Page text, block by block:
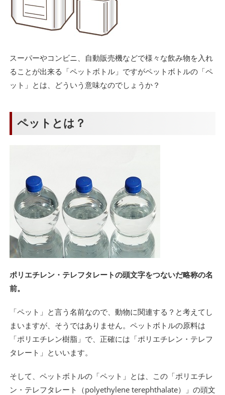
スーパーやコンビニ、自動販売機などで様々な飲み物を入れ
ることが出来る「ペットボトル」ですがペットボトルの「ペ
ット」とは、どういう意味なのでしょうか？
ペットとは？
ポリエチレン・テレフタレートの頭文字をつないだ略称の名
前。
「ペット」と言う名前なので、動物に関連する？と考えてし
まいますが、そうではありません。ペットボトルの原料は
「ポリエチレン樹脂」で、正確には「ポリエチレン・テレフ
タレート」といいます。
そして、ペットボトルの「ペット」とは、この「ポリエチレ
ン・テレフタレート（polyethylene terephthalate）」の頭文